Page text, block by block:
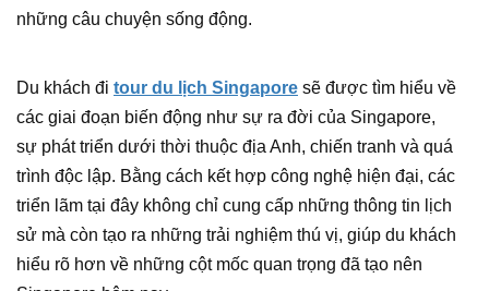
những câu chuyện sống động.
Du khách đi tour du lịch Singapore sẽ được tìm hiểu về
các giai đoạn biến động như sự ra đời của Singapore,
sự phát triển dưới thời thuộc địa Anh, chiến tranh và quá
trình độc lập. Bằng cách kết hợp công nghệ hiện đại, các
triển lãm tại đây không chỉ cung cấp những thông tin lịch
sử mà còn tạo ra những trải nghiệm thú vị, giúp du khách
hiểu rõ hơn về những cột mốc quan trọng đã tạo nên